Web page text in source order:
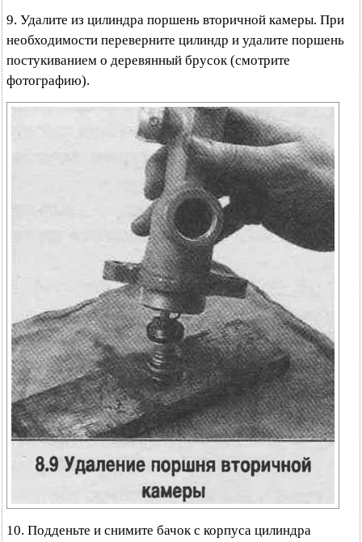
9. Удалите из цилиндра поршень вторичной камеры. При
необходимости переверните цилиндр и удалите поршень
постукиванием о деревянный брусок (смотрите
фотографию).
10. Подденьте и снимите бачок с корпуса цилиндра